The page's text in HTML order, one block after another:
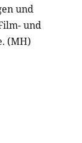
und
und
(MH)